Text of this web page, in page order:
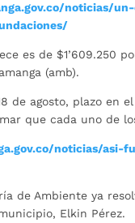
noticias/
es de $1’609.250
(amb).
de agosto, plazo en
que cada uno de
noticias/asi-
de Ambiente ya
Elkin Pérez.